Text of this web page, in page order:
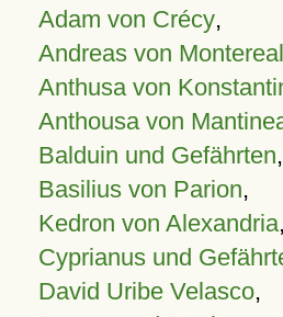
Adam von Crécy,
Andreas von
Anthusa von
Anthousa von
Balduin und Gefährten,
Basilius von Parion,
Kedron von Alexandria,
Cyprianus und
David Uribe Velasco,